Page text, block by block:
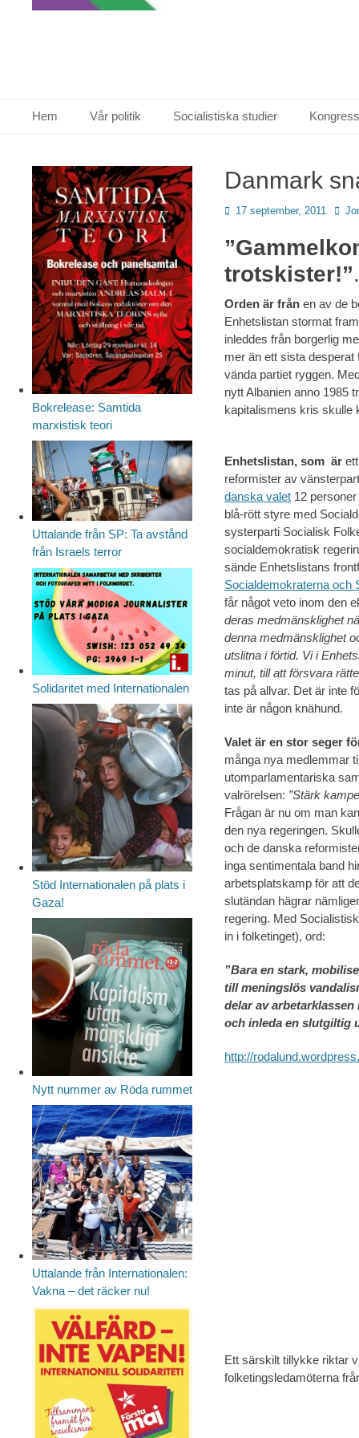
Primär meny
Hem Vår politik Socialistiska studier
Danmark
Publicerad
17 september, 2011
trotskister!”.
Orden är från en av de
Enhetslistan stormat
inleddes från borgerlig
mer än ett sista
vända partiet ryggen.
nytt Albanien anno 1985
kapitalismens kris skulle
Enhetslistan, som är
reformister av
danska valet 12
blå-rött styre med
systerparti Socialisk
socialdemokratisk
sände Enhetslistans
Socialdemokraterna och
får något veto inom den
deras medmänsklighet
denna medmänsklighet
utslitna i förtid. Vi i
minut, till att försvara
tas på allvar. Det är inte
inte är någon knähund.
Valet är en stor seger
många nya medlemmar
utomparlamentariska
valrörelsen: ”Stärk
Frågan är nu om man
den nya regeringen.
och de danska
inga sentimentala band
arbetsplatskamp för att
slutändan hägrar
regering. Med
in i folketinget), ord:
”Bara en stark,
till meningslös
delar av
och inleda en slutgiltig
http://
Ett särskilt tillykke riktar
folketingsledamöterna
Bokrelease: Samtida
marxistisk teori
Uttalande från SP: Ta avstånd
från Israels terror
Solidaritet med Internationalen
Stöd Internationalen på plats i
Gaza!
Nytt nummer av Röda rummet
Uttalande från Internationalen:
Vakna – det räcker nu!